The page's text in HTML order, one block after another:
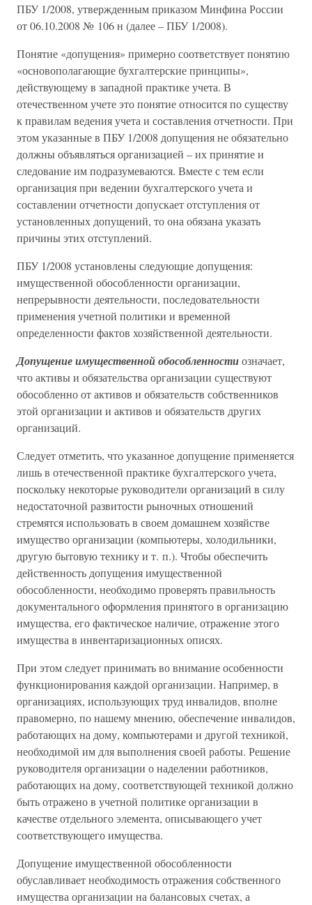
ПБУ 1/2008, утвержденным приказом Минфина России
от 06.10.2008 № 106 н (далее – ПБУ 1/2008).
Понятие «допущения» примерно соответствует понятию
«основополагающие бухгалтерские принципы»,
действующему в западной практике учета. В
отечественном учете это понятие относится по существу
к правилам ведения учета и составления отчетности. При
этом указанные в ПБУ 1/2008 допущения не обязательно
должны объявляться организацией – их принятие и
следование им подразумеваются. Вместе с тем если
организация при ведении бухгалтерского учета и
составлении отчетности допускает отступления от
установленных допущений, то она обязана указать
причины этих отступлений.
ПБУ 1/2008 установлены следующие допущения:
имущественной обособленности организации,
непрерывности деятельности, последовательности
применения учетной политики и временной
определенности фактов хозяйственной деятельности.
Допущение имущественной обособленностиозначает,
что активы и обязательства организации существуют
обособленно от активов и обязательств собственников
этой организации и активов и обязательств других
организаций.
Следует отметить, что указанное допущение применяется
лишь в отечественной практике бухгалтерского учета,
поскольку некоторые руководители организаций в силу
недостаточной развитости рыночных отношений
стремятся использовать в своем домашнем хозяйстве
имущество организации (компьютеры, холодильники,
другую бытовую технику и т. п.). Чтобы обеспечить
действенность допущения имущественной
обособленности, необходимо проверять правильность
документального оформления принятого в организацию
имущества, его фактическое наличие, отражение этого
имущества в инвентаризационных описях.
При этом следует принимать во внимание особенности
функционирования каждой организации. Например, в
организациях, использующих труд инвалидов, вполне
правомерно, по нашему мнению, обеспечение инвалидов,
работающих на дому, компьютерами и другой техникой,
необходимой им для выполнения своей работы. Решение
руководителя организации о наделении работников,
работающих на дому, соответствующей техникой должно
быть отражено в учетной политике организации в
качестве отдельного элемента, описывающего учет
соответствующего имущества.
Допущение имущественной обособленности
обуславливает необходимость отражения собственного
имущества организации на балансовых счетах, а